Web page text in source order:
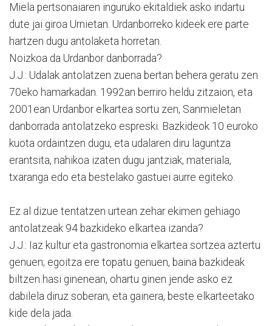
Miela pertsonaiaren inguruko ekitaldiek asko indartu
dute jai giroa Urnietan. Urdanborreko kideek ere parte
hartzen dugu antolaketa horretan.
Noizkoa da Urdanbor danborrada?
J.J.: Udalak antolatzen zuena bertan behera geratu zen
70eko hamarkadan. 1992an berriro heldu zitzaion, eta
2001ean Urdanbor elkartea sortu zen, Sanmieletan
danborrada antolatzeko espreski. Bazkideok 10 euroko
kuota ordaintzen dugu, eta udalaren diru laguntza
erantsita, nahikoa izaten dugu jantziak, materiala,
txaranga edo eta bestelako gastuei aurre egiteko.
Ez al dizue tentatzen urtean zehar ekimen gehiago
antolatzeak 94 bazkideko elkartea izanda?
J.J.: Iaz kultur eta gastronomia elkartea sortzea aztertu
genuen; egoitza ere topatu genuen, baina bazkideak
biltzen hasi ginenean, ohartu ginen jende asko ez
dabilela diruz soberan, eta gainera, beste elkarteetako
kide dela jada.